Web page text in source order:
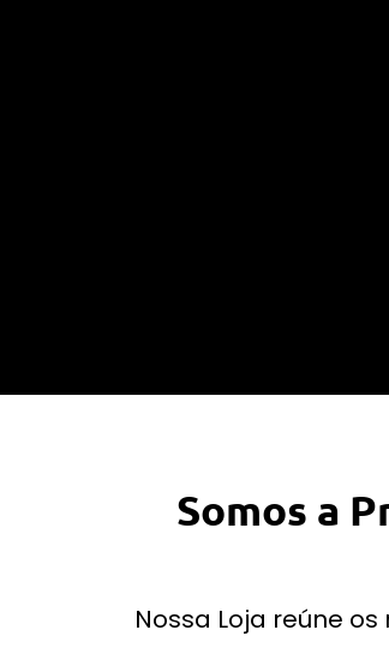
Somos a
Nossa Loja reúne